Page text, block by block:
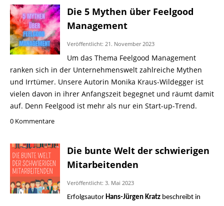
Die 5 Mythen über Feelgood
Management
Veröffentlicht: 21. November 2023
Um das Thema Feelgood Management
ranken sich in der Unternehmenswelt zahlreiche Mythen
und Irrtümer. Unsere Autorin Monika Kraus-Wildegger ist
vielen davon in ihrer Anfangszeit begegnet und räumt damit
auf. Denn Feelgood ist mehr als nur ein Start-up-Trend.
0 Kommentare
Die bunte Welt der schwierigen
Mitarbeitenden
Veröffentlicht: 3. Mai 2023
Erfolgsautor Hans-Jürgen Kratz beschreibt in